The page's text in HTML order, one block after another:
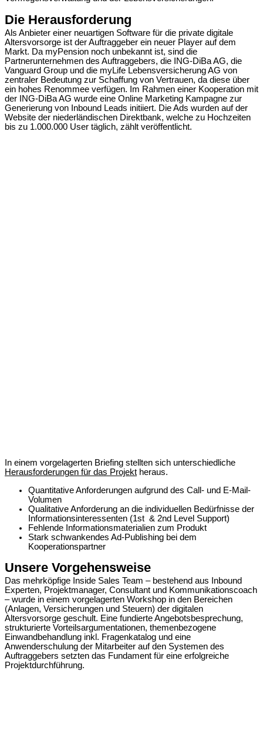
Die Herausforderung
Als Anbieter einer neuartigen Software für die private digitale
Altersvorsorge ist der Auftraggeber ein neuer Player auf dem
Markt. Da myPension noch unbekannt ist, sind die
Partnerunternehmen des Auftraggebers, die ING-DiBa AG, die
Vanguard Group und die myLife Lebensversicherung AG von
zentraler Bedeutung zur Schaffung von Vertrauen, da diese über
ein hohes Renommee verfügen. Im Rahmen einer Kooperation mit
der ING-DiBa AG wurde eine Online Marketing Kampagne zur
Generierung von Inbound Leads initiiert. Die Ads wurden auf der
Website der niederländischen Direktbank, welche zu Hochzeiten
bis zu 1.000.000 User täglich, zählt veröffentlicht.
In einem vorgelagerten Briefing stellten sich unterschiedliche
Herausforderungen für das Projekt heraus.
Quantitative Anforderungen aufgrund des Call- und E-Mail-
Volumen
Qualitative Anforderung an die individuellen Bedürfnisse der
Informationsinteressenten (1st & 2nd Level Support)
Fehlende Informationsmaterialien zum Produkt
Stark schwankendes Ad-Publishing bei dem
Kooperationspartner
Unsere Vorgehensweise
Das mehrköpfige Inside Sales Team – bestehend aus Inbound
Experten, Projektmanager, Consultant und Kommunikationscoach
– wurde in einem vorgelagerten Workshop in den Bereichen
(Anlagen, Versicherungen und Steuern) der digitalen
Altersvorsorge geschult. Eine fundierte Angebotsbesprechung,
strukturierte Vorteilsargumentationen, themenbezogene
Einwandbehandlung inkl. Fragenkatalog und eine
Anwenderschulung der Mitarbeiter auf den Systemen des
Auftraggebers setzten das Fundament für eine erfolgreiche
Projektdurchführung.